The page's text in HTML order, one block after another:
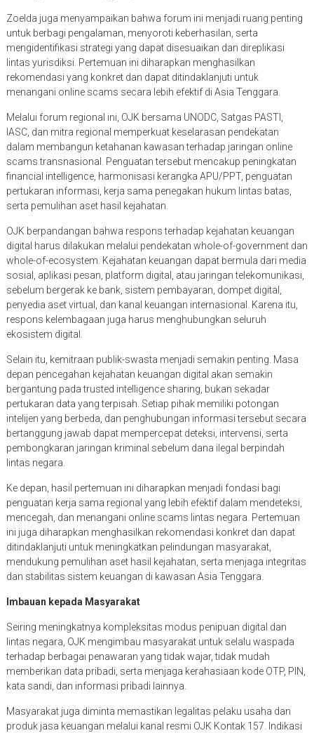
Zoelda juga menyampaikan bahwa forum ini menjadi ruang penting
untuk berbagi pengalaman, menyoroti keberhasilan, serta
mengidentifikasi strategi yang dapat disesuaikan dan direplikasi
lintas yurisdiksi. Pertemuan ini diharapkan menghasilkan
rekomendasi yang konkret dan dapat ditindaklanjuti untuk
menangani online scams secara lebih efektif di Asia Tenggara.
Melalui forum regional ini, OJK bersama UNODC, Satgas PASTI,
IASC, dan mitra regional memperkuat keselarasan pendekatan
dalam membangun ketahanan kawasan terhadap jaringan online
scams transnasional. Penguatan tersebut mencakup peningkatan
financial intelligence, harmonisasi kerangka APU/PPT, penguatan
pertukaran informasi, kerja sama penegakan hukum lintas batas,
serta pemulihan aset hasil kejahatan.
OJK berpandangan bahwa respons terhadap kejahatan keuangan
digital harus dilakukan melalui pendekatan whole-of-government dan
whole-of-ecosystem. Kejahatan keuangan dapat bermula dari media
sosial, aplikasi pesan, platform digital, atau jaringan telekomunikasi,
sebelum bergerak ke bank, sistem pembayaran, dompet digital,
penyedia aset virtual, dan kanal keuangan internasional. Karena itu,
respons kelembagaan juga harus menghubungkan seluruh
ekosistem digital.
Selain itu, kemitraan publik-swasta menjadi semakin penting. Masa
depan pencegahan kejahatan keuangan digital akan semakin
bergantung pada trusted intelligence sharing, bukan sekadar
pertukaran data yang terpisah. Setiap pihak memiliki potongan
intelijen yang berbeda, dan penghubungan informasi tersebut secara
bertanggung jawab dapat mempercepat deteksi, intervensi, serta
pembongkaran jaringan kriminal sebelum dana ilegal berpindah
lintas negara.
Ke depan, hasil pertemuan ini diharapkan menjadi fondasi bagi
penguatan kerja sama regional yang lebih efektif dalam mendeteksi,
mencegah, dan menangani online scams lintas negara. Pertemuan
ini juga diharapkan menghasilkan rekomendasi konkret dan dapat
ditindaklanjuti untuk meningkatkan pelindungan masyarakat,
mendukung pemulihan aset hasil kejahatan, serta menjaga integritas
dan stabilitas sistem keuangan di kawasan Asia Tenggara.
Imbauan kepada Masyarakat
Seiring meningkatnya kompleksitas modus penipuan digital dan
lintas negara, OJK mengimbau masyarakat untuk selalu waspada
terhadap berbagai penawaran yang tidak wajar, tidak mudah
memberikan data pribadi, serta menjaga kerahasiaan kode OTP, PIN,
kata sandi, dan informasi pribadi lainnya.
Masyarakat juga diminta memastikan legalitas pelaku usaha dan
produk jasa keuangan melalui kanal resmi OJK Kontak 157. Indikasi